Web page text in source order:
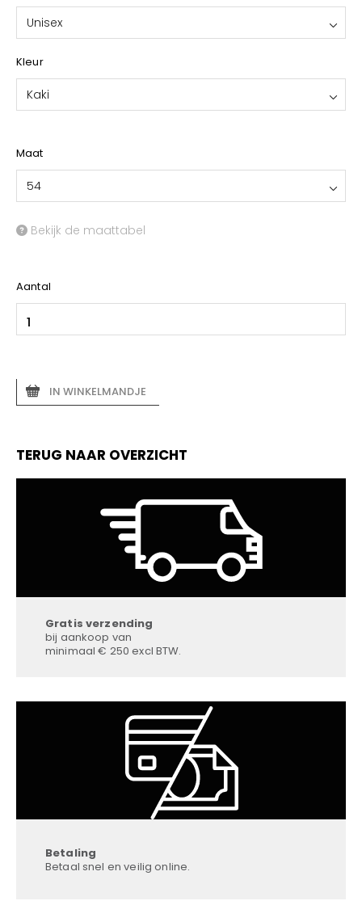
Unisex
Kleur
Kaki
Maat
54
Bekijk de maattabel
Aantal
IN WINKELMANDJE
TERUG NAAR OVERZICHT
Gratis verzending
bij aankoop van
minimaal € 250 excl BTW.
Betaling
Betaal snel en veilig online.